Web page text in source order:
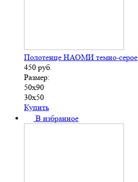
Полотенце НАОМИ темно-серое
450 руб.
Размер:
50х90
30х50
Купить
В избранное